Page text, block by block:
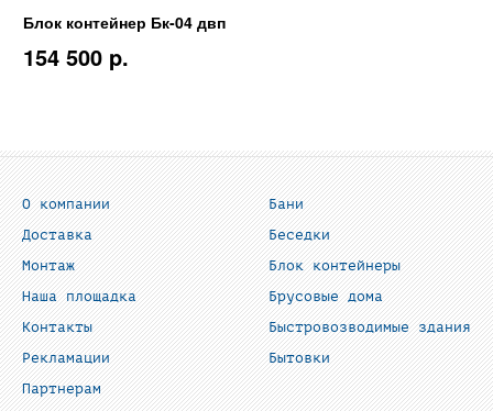
Блок контейнер Бк-04 двп
154 500 p.
О компании
Доставка
Монтаж
Наша площадка
Контакты
Рекламации
Партнерам
Бани
Беседки
Блок контейнеры
Брусовые дома
Быстровозводимые здания
Бытовки